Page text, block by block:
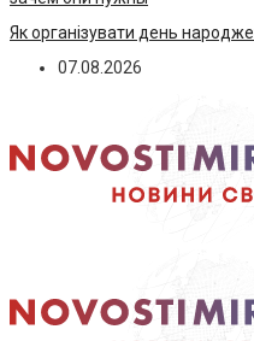
Як організувати день
07.08.2026